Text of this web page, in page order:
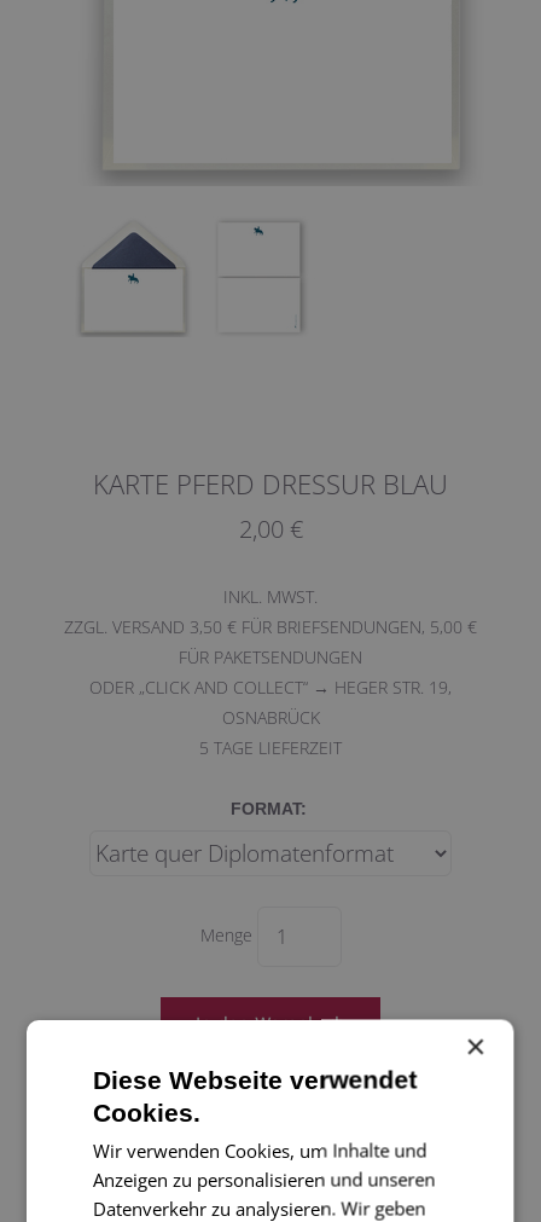
KARTE PFERD DRESSUR BLAU
2,00 €
INKL. MWST.
ZZGL. VERSAND 3,50 € FÜR BRIEFSENDUNGEN, 5,00 €
FÜR PAKETSENDUNGEN
ODER „CLICK AND COLLECT“ → HEGER STR. 19,
OSNABRÜCK
5 TAGE LIEFERZEIT
FORMAT:
Menge
Unsere neue Pfedekarte! In einem hübschen
einfach als Gruß- oder auch Einladungskarte
sehr passend. 2-seitige Karte im
×
Diese Webseite verwendet
Cookies.
Wir verwenden Cookies, um Inhalte und
Anzeigen zu personalisieren und unseren
Datenverkehr zu analysieren. Wir geben